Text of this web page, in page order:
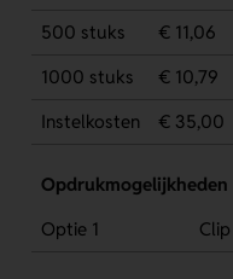
500 stuks
€ 11,06
1000 stuks
€ 10,79
Instelkosten
€ 35,00
Opdrukmogelijkheden
Optie 1
Clip